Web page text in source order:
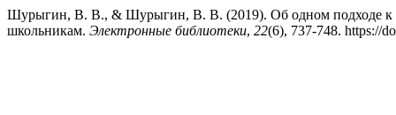
Шурыгин, В. В., & Шурыгин, В. В. (2019). Об одном подходе к
школьникам. Электронные библиотеки, 22(6), 737-748. https://